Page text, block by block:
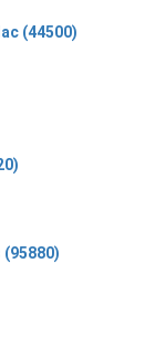
(44500)